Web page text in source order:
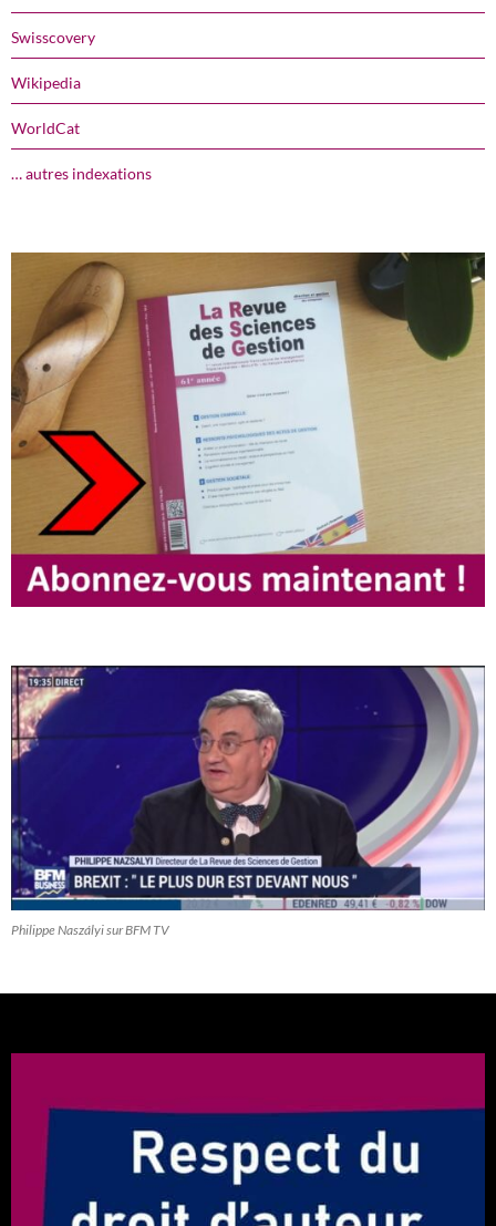
Swisscovery
Wikipedia
WorldCat
… autres indexations
Philippe Naszályi sur BFM TV